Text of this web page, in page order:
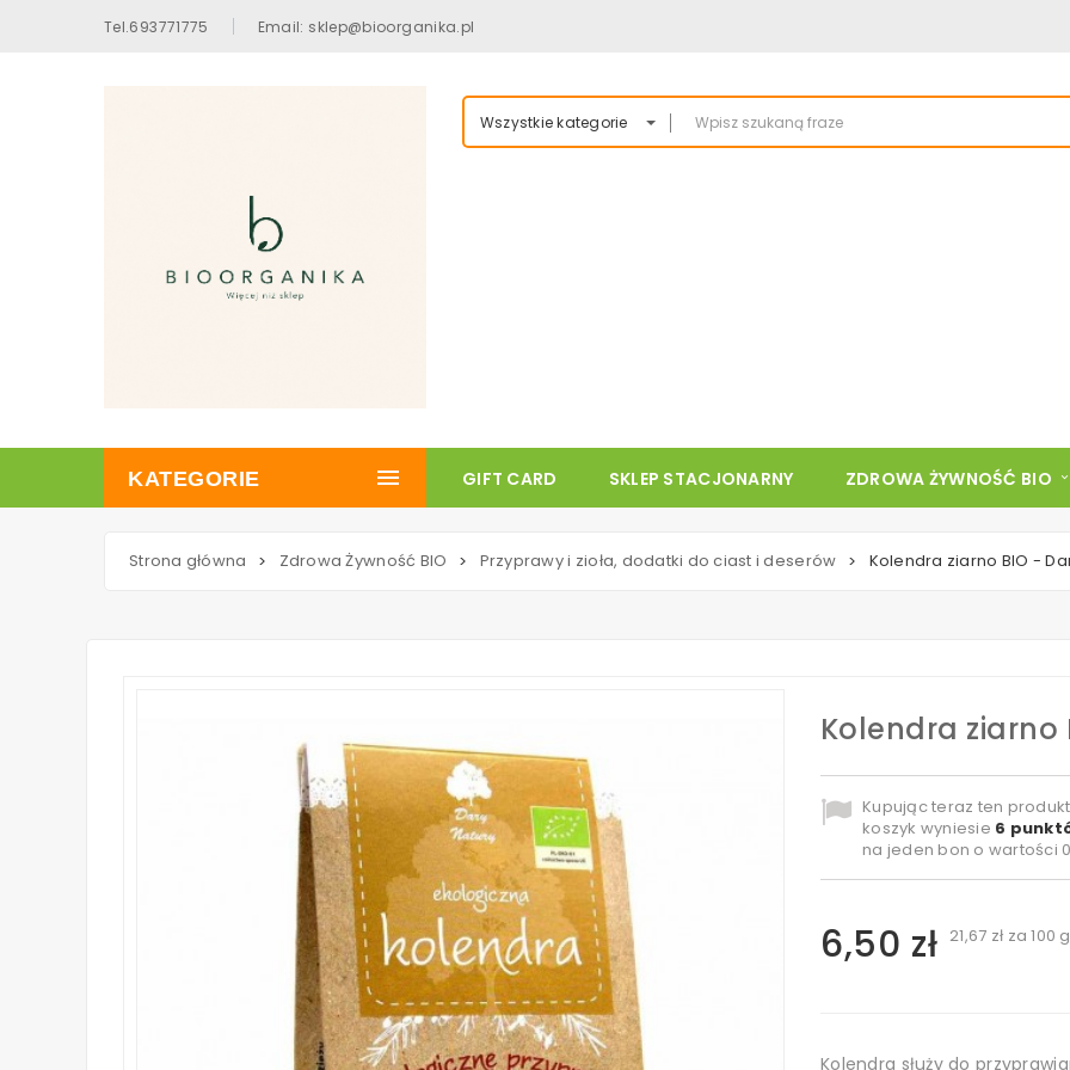
Tel.693771775 Email: sklep@bioorganika.pl
Wszystkie kategorie
KATEGORIE GIFT CARD SKLEP STACJONARNY ZDROWA ŻYWNOŚĆ BIO
Strona główna > Zdrowa Żywność BIO > Przyprawy i zioła, dodatki do ciast i deserów > Kolendra ziarno BIO -
Kolendra ziarno
Kupując teraz ten
koszyk wyniesie 6
na jeden bon o wartości
6,50 zł 21,67 zł za 100 g
Kolendra służy do